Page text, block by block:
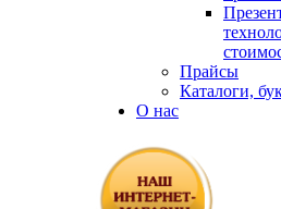
Прайсы
Каталоги,
О нас